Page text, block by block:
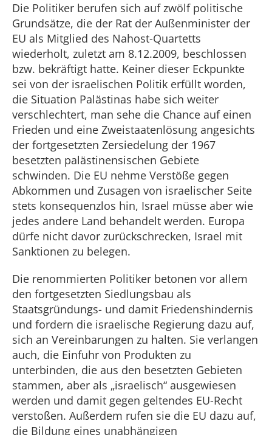
Die Politiker berufen sich auf zwölf politische
Grundsätze, die der Rat der Außenminister der
EU als Mitglied des Nahost-Quartetts
wiederholt, zuletzt am 8.12.2009, beschlossen
bzw. bekräftigt hatte. Keiner dieser Eckpunkte
sei von der israelischen Politik erfüllt worden,
die Situation Palästinas habe sich weiter
verschlechtert, man sehe die Chance auf einen
Frieden und eine Zweistaatenlösung angesichts
der fortgesetzten Zersiedelung der 1967
besetzten palästinensischen Gebiete
schwinden. Die EU nehme Verstöße gegen
Abkommen und Zusagen von israelischer Seite
stets konsequenzlos hin, Israel müsse aber wie
jedes andere Land behandelt werden. Europa
dürfe nicht davor zurückschrecken, Israel mit
Sanktionen zu belegen.
Die renommierten Politiker betonen vor allem
den fortgesetzten Siedlungsbau als
Staatsgründungs- und damit Friedenshindernis
und fordern die israelische Regierung dazu auf,
sich an Vereinbarungen zu halten. Sie verlangen
auch, die Einfuhr von Produkten zu
unterbinden, die aus den besetzten Gebieten
stammen, aber als „israelisch“ ausgewiesen
werden und damit gegen geltendes EU-Recht
verstoßen. Außerdem rufen sie die EU dazu auf,
die Bildung eines unabhängigen